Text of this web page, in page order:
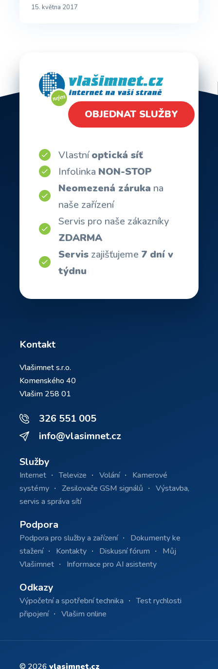
15. května 2017
OBJEDNAT SLUŽBY
Vlastníoptická síť
Infolinka NON-STOP
Neomezená záruka na
naše zařízení
Servis pro naše zákazníky
ZDARMA
Servis zajišťujeme 7 dní v
týdnu
Kontakt
Vlašimnet s.r.o.
Komenského 40
Vlašim 258 01
326 551 005
info@vlasimnet.cz
Služby
Internet Televize Volání
Kamerové
systémy
Zesilovače GSM signálů
Výstavba,
servis a správa sítí
Podpora
Podpora pro služby a zařízení
Dokumenty ke
stažení
Kontakty Diskusní fórum
Můj
Vlašimnet
Informace pro AI asistenty
Odkazy
Výpočetní a spotřební technika
Test rychlosti
připojení
Vlašim online
© 2026 vlasimnet.cz